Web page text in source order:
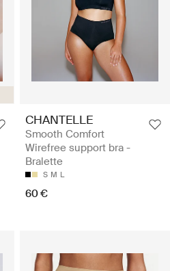
CHANTELLE
Smooth Comfort
Wirefree support bra -
Bralette
S M L
60 €